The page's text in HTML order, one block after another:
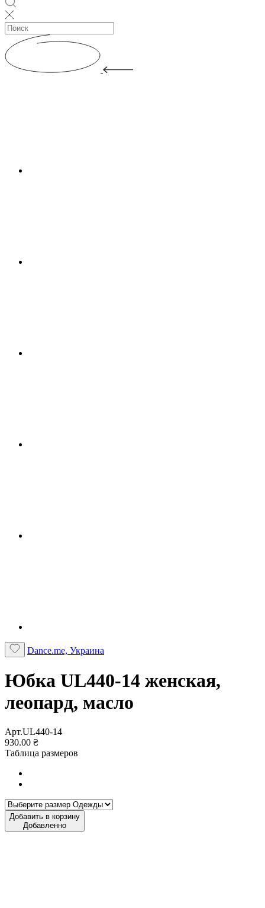
Dance.me, Украина
Юбка UL440-14 женская,
леопард, масло
Арт.UL440-14
930.00 ₴
Таблица размеров
Добавить в корзину
Добавленно